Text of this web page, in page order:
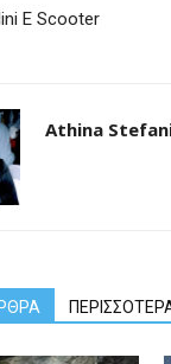
E Scooter
Athina